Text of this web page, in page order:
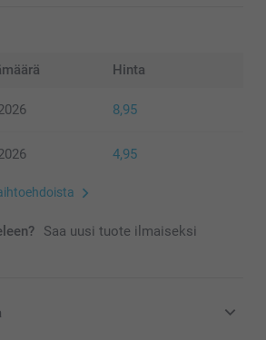
Hinta
8,95
4,95
Saa uusi tuote ilmaiseksi